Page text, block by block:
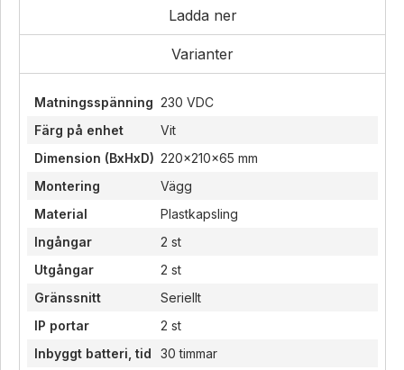
Ladda ner
Varianter
Matningsspänning 230 VDC
Färg på enhet
Vit
Dimension (BxHxD) 220x210x65 mm
Montering
Vägg
Material
Plastkapsling
Ingångar
2 st
Utgångar
2 st
Gränssnitt
Seriellt
IP portar
2 st
Inbyggt batteri, tid
30 timmar